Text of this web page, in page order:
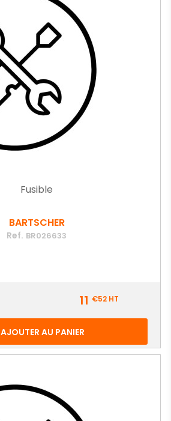
Fusible
BARTSCHER
Ref. BR026633
11 €52 HT
AJOUTER AU PANIER